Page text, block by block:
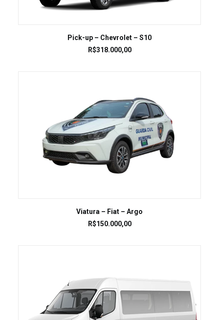
LEIA MAIS
Pick-up – Chevrolet – S10
R$318.000,00
LEIA MAIS
Viatura – Fiat – Argo
R$150.000,00